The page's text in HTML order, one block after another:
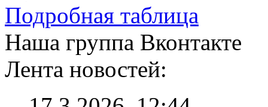
Подробная таблица
Наша группа Вконтакте
Лента новостей: